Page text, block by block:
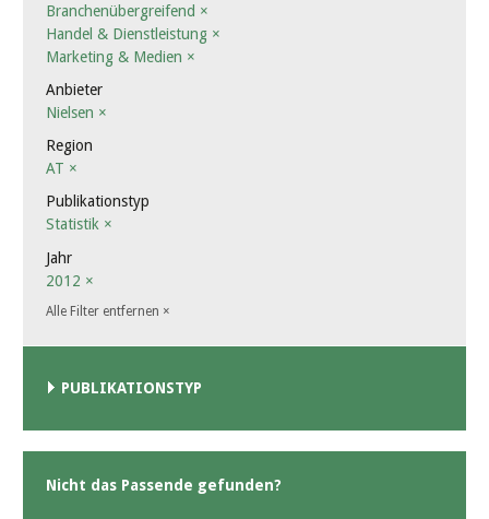
Branchenübergreifend ×
Handel & Dienstleistung ×
Marketing & Medien ×
Anbieter
Nielsen ×
Region
AT ×
Publikationstyp
Statistik ×
Jahr
2012 ×
Alle Filter entfernen ×
PUBLIKATIONSTYP
Nicht das Passende gefunden?